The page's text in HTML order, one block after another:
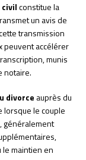
civilconstitue la
un avis de
transmission
peuvent accélérer
munis
notaire.
divorce auprès du
lorsque le couple
généralement
maintien en